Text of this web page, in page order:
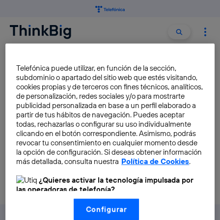
Buscar
DEPORTE ELECTRONICO
Los eSports no tienen techo
Pablo Requejo Rodriguez
Telefónica puede utilizar, en función de la sección,
subdominio o apartado del sitio web que estés visitando,
cookies propias y de terceros con fines técnicos, analíticos,
de personalización, redes sociales y/o para mostrarte
publicidad personalizada en base a un perfil elaborado a
partir de tus hábitos de navegación. Puedes aceptar
todas, rechazarlas o configurar su uso individualmente
clicando en el botón correspondiente. Asimismo, podrás
revocar tu consentimiento en cualquier momento desde
la opción de configuración. Si deseas obtener información
más detallada, consulta nuestra Política de Cookies.
¿Quieres activar la tecnología impulsada por
las operadoras de telefonía?
Nosotros, Telefónica S.A., utilizamos la tecnología Utiq para
realizar nuestras acciones de marketing digital o análisis
Configurar